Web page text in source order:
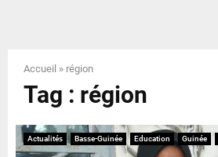
N
U
Accueil » région
Tag : région
Actualités Basse-Guinée Education Guinée